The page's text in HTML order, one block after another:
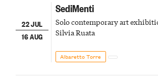
22 JUL
16 AUG
SediMenti
Solo contemporary art
Silvia Ruata
Albaretto Torre